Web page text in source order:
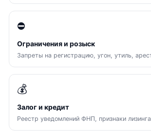
⛔
Ограничения и розыск
Запреты на регистрацию, угон, утиль,
💰
Залог и кредит
Реестр уведомлений ФНП, признаки